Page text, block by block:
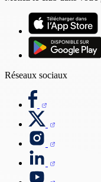
Réseaux sociaux